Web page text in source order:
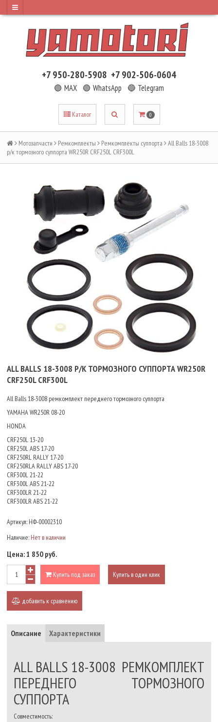
+7 950-280-5908 +7 902-506-0604
🟢 MAX 🟢 WhatsApp 🔵 Telegram
Каталог 0
Мотозапчасти Ремкомплекты Ремкомплекты суппорта
All Balls 18-3008
р/к тормозного суппорта WR250R CRF250L CRF300L
ALL BALLS 18-3008 Р/К ТОРМОЗНОГО СУППОРТА WR250R
CRF250L CRF300L
All Balls 18-3008 ремкомплект переднего тормозного суппорта
YAMAHA WR250R 08-20
HONDA
CRF250L 13-20
CRF250L ABS 17-20
CRF250RL RALLY 17-20
CRF250RLA RALLY ABS 17-20
CRF300L 21-22
CRF300L ABS 21-22
CRF300LR 21-22
CRF300LR ABS 21-22
Артикул: НФ-00002310
Наличие: Нет в наличии
Цена:1 850 руб.
Купить под заказ Купить в один клик
добавить к сравнению
Описание Характеристики
ALL BALLS 18-3008 РЕМКОМПЛЕКТ
ПЕРЕДНЕГО ТОРМОЗНОГО
СУППОРТА
Совместимость: